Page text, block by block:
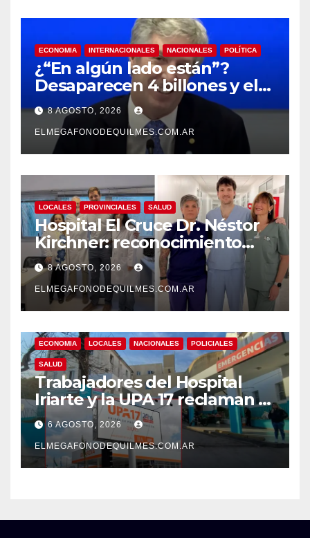
ECONOMIA INTERNACIONALES NACIONALES POLÍTICA
¿“En algún lado están”?
Desaparecen 4 billones y el
presidente del BCRA
responde con una risita
8 AGOSTO, 2026
ELMEGAFONODEQUILMES.COM.AR
LOCALES PROVINCIALES SALUD
Hospital El Cruce Dr. Néstor
Kirchner: reconocimiento
internacional a la calidad de
su atención
8 AGOSTO, 2026
ELMEGAFONODEQUILMES.COM.AR
ECONOMIA LOCALES NACIONALES POLICIALES
SALUD
Trabajadores del Hospital
Iriarte y la UPA 17 reclaman el
pase a planta de becarios y
mejoras laborales
6 AGOSTO, 2026
ELMEGAFONODEQUILMES.COM.AR